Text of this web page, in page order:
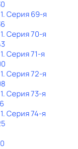
. Серия 69-я
. Серия 70-я
. Серия 71-я
. Серия 72-я
. Серия 73-я
. Серия 74-я